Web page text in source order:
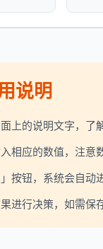
说明
上的说明文字，了
相应的数值，注意
按钮，系统会自动
进行决策，如需保